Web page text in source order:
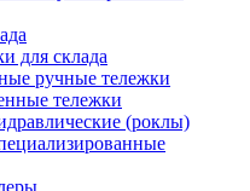
для склада
ручные тележки
тележки
(роклы)